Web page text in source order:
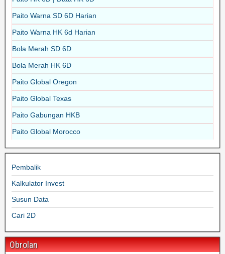
Paito Warna SD 6D Harian
Paito Warna HK 6d Harian
Bola Merah SD 6D
Bola Merah HK 6D
Paito Global Oregon
Paito Global Texas
Paito Gabungan HKB
Paito Global Morocco
Pembalik
Kalkulator Invest
Susun Data
Cari 2D
Obrolan